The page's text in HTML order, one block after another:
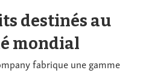
destinés au
mondial
fabrique une gamme